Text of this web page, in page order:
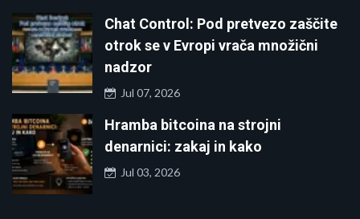
Chat Control: Pod pretvezo zaščite
otrok se v Evropi vrača množični
nadzor
Jul 07, 2026
Hramba bitcoina na strojni
denarnici: zakaj in kako
Jul 03, 2026